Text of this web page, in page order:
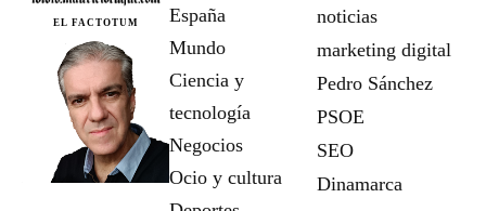
EL FACTOTUM
España
Mundo
Ciencia y
tecnología
Negocios
Ocio y cultura
noticias
marketing digital
Pedro Sánchez
PSOE
SEO
Dinamarca